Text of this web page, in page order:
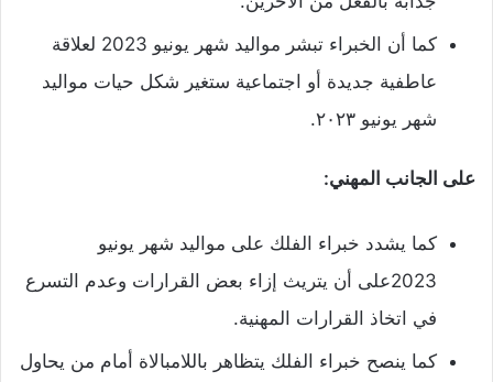
كما أن الخبراء تبشر مواليد شهر يونيو 2023 لعلاقة
عاطفية جديدة أو اجتماعية ستغير شكل حيات مواليد
شهر يونيو ٢٠٢٣.
على الجانب المهني:
كما يشدد خبراء الفلك على مواليد شهر يونيو
2023على أن يتريث إزاء بعض القرارات وعدم التسرع
في اتخاذ القرارات المهنية.
كما ينصح خبراء الفلك يتظاهر باللامبالاة أمام من يحاول